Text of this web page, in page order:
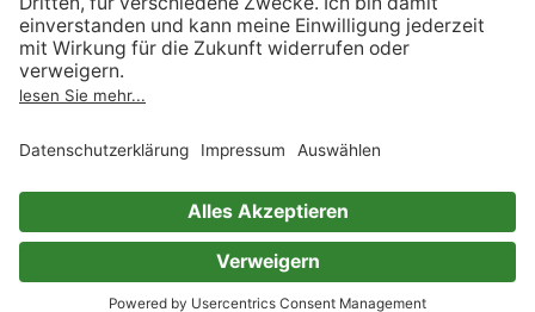
Act
Verträge hier kündigen
Impressum
Immer ein gutes Buch